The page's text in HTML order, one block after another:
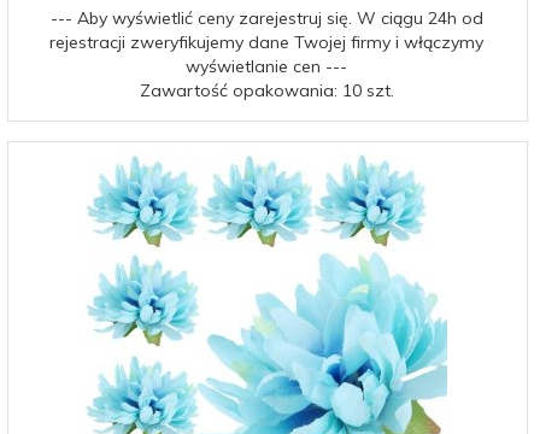
--- Aby wyświetlić ceny zarejestruj się. W ciągu 24h od
rejestracji zweryfikujemy dane Twojej firmy i włączymy
wyświetlanie cen ---
Zawartość opakowania: 10 szt.